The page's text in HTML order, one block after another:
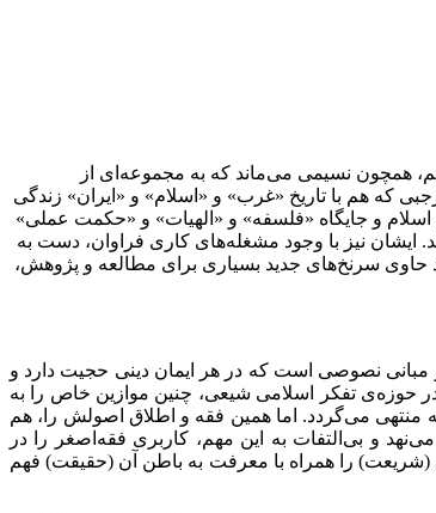
همچون نسیمی می‌ماند که به مجموعه‌ای از
که هم با تاریخ «غرب» و «اسلام» و «ایران» زندگی
و جایگاه «فلسفه» و «الهیات» و «حکمت عملی»
ایشان نیز با وجود مشغله‌های کاری فراوان، دست به
حاوی سرنخ‌های جدید بسیاری برای مطالعه و پژوهش،
و مبانی نصوصی است که در هر ایمان دینی حجیت دارد و
حوزه‌ی تفکر اسلامی شیعی، چنین موازین خاص را به
منتهی می‌گردد. اما همین فقه و اطلاق اصولش را، هم
و بی‌التفات به این مهم، کاربری فقه‌اصغر را در
(شریعت) را همراه با معرفت به باطن آن (حقیقت) فهم